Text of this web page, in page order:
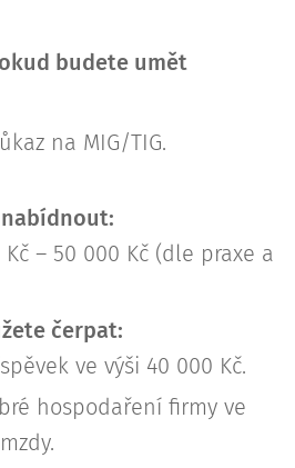
budete umět
na MIG/TIG.
nabídnout:
– 50 000 Kč (dle praxe a
čerpat:
ve výši 40 000 Kč.
hospodaření firmy ve